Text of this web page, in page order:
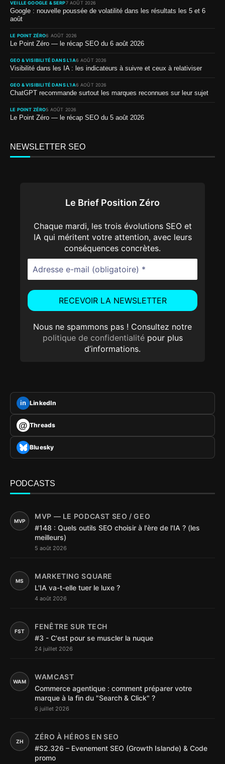
VEILLE GOOGLE & SERP7 AOÛT 2026
Google : nouvelle poussée de volatilité dans les résultats les 5 et 6
août
LE POINT ZÉRO6 AOÛT 2026
Le Point Zéro — le récap SEO du 6 août 2026
GEO & VISIBILITÉ DANS L’IA6 AOÛT 2026
Visibilité dans les IA : les indicateurs à suivre et ceux à relativiser
GEO & VISIBILITÉ DANS L’IA6 AOÛT 2026
ChatGPT recommande surtout les marques reconnues sur leur sujet
LE POINT ZÉRO5 AOÛT 2026
Le Point Zéro — le récap SEO du 5 août 2026
NEWSLETTER SEO
Le Brief Position Zéro
Chaque mardi, les trois évolutions SEO et
IA qui méritent votre attention, avec leurs
conséquences concrètes.
Nous ne spammons pas ! Consultez notre
politique de confidentialitépour plus
d’informations.
in LinkedIn
@ Threads
Bluesky
PODCASTS
MVP
MVP — LE PODCAST SEO / GEO
#148 : Quels outils SEO choisir à l'ère de l'IA ? (les
meilleurs)
5 août 2026
MS
MARKETING SQUARE
L'IA va-t-elle tuer le luxe ?
4 août 2026
FST
FENÊTRE SUR TECH
#3 - C'est pour se muscler la nuque
24 juillet 2026
WAM
WAMCAST
Commerce agentique : comment préparer votre
marque à la fin du "Search & Click" ?
6 juillet 2026
ZH
ZÉRO À HÉROS EN SEO
#S2.326 – Evenement SEO (Growth Islande) & Code
promo